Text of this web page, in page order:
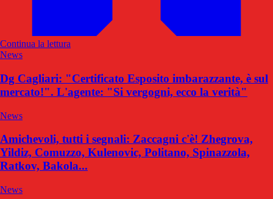
Continua la lettura
News
Dg Cagliari: "Certificato Esposito imbarazzante, è sul
mercato!". L'agente: "Si vergogni, ecco la verità"
News
Amichevoli, tutti i segnali: Zaccagni c'è! Zhegrova,
Yildiz, Comuzzo, Kulenovic, Politano, Spinazzola,
Ratkov, Bakola...
News